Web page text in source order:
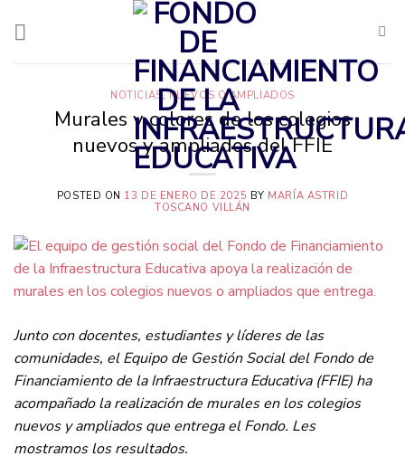
NOTICIAS ,NUEVOS O AMPLIADOS
Murales y colores de los colegios
nuevos y ampliados del FFIE
POSTED ON 13 DE ENERO DE 2025 BY MARÍA ASTRID
TOSCANO VILLÁN
Junto con docentes, estudiantes y líderes de las
comunidades, el Equipo de Gestión Social del Fondo de
Financiamiento de la Infraestructura Educativa (FFIE) ha
acompañado la realización de murales en los colegios
nuevos y ampliados que entrega el Fondo. Les
mostramos los resultados.